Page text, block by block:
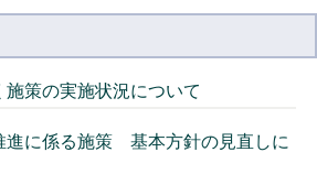
策の実施状況について
進に係る施策 基本方針の見直しに